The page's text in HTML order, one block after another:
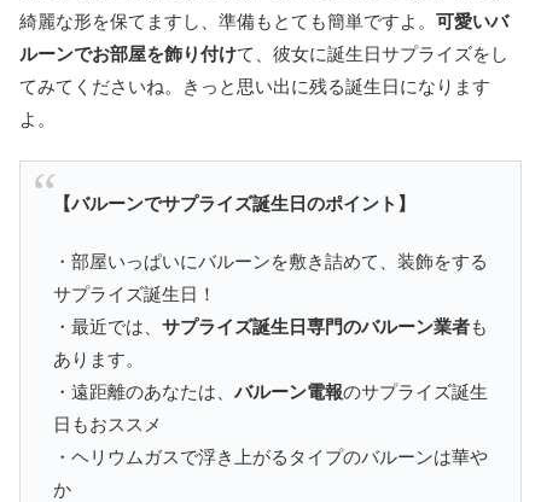
綺麗な形を保てますし、準備もとても簡単ですよ。 可愛いバ
ルーンでお部屋を飾り付けて、彼女に誕生日サプライズをし
てみてくださいね。きっと思い出に残る誕生日になります
よ。
【バルーンでサプライズ誕生日のポイント】
・部屋いっぱいにバルーンを敷き詰めて、装飾をする
サプライズ誕生日！
・最近では、 サプライズ誕生日専門のバルーン業者も
あります。
・遠距離のあなたは、 バルーン電報のサプライズ誕生
日もおススメ
・ヘリウムガスで浮き上がるタイプのバルーンは華や
か